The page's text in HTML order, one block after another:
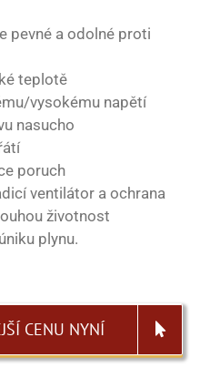
pevné a odolné proti
teplotě
vysokému napětí
nasucho
poruch
ventilátor a ochrana
životnost
plynu.
CENU NYNÍ